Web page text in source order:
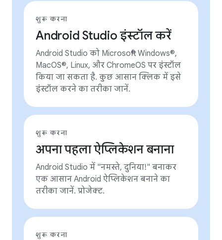
शुरू करना
Android Studio इंस्टॉल करें
Android Studio को Microsoft® Windows®,
MacOS®, Linux, और ChromeOS पर इंस्टॉल
किया जा सकता है. कुछ आसान क्लिक में इसे
इंस्टॉल करने का तरीका जानें.
शुरू करना
अपना पहला ऐप्लिकेशन बनाना
Android Studio में "नमस्ते, दुनिया!" बनाकर
एक आसान Android ऐप्लिकेशन बनाने का
तरीका जानें. प्रोजेक्ट.
शुरू करना